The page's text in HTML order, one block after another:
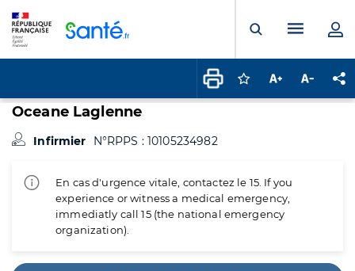
Ouvrir laMenu
Connectez-vous
Augmenter la
Oceane Laglenne
Infirmier N°RPPS : 10105234982
En cas d'urgence vitale, contactez le 15. If you
experience or witness a medical emergency,
immediatly call 15 (the national emergency
organization).